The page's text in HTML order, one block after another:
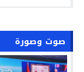
صوت وصورة